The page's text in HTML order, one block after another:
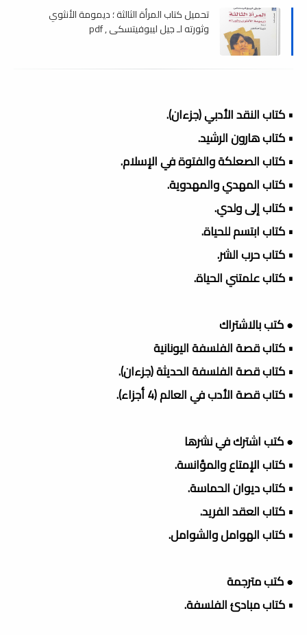
تحميل كتاب المرأة الثالثة ؛ ديمومة الأنثوي
وثورته لـ جيل ليبوفيتسكى , pdf
• كتاب النقد الأدبي (جزءان).
• كتاب هارون الرشيد.
• كتاب الصعلكة والفتوة في الإسلام.
• كتاب المهدي والمهدوية.
• كتاب إلى ولدي.
• كتاب ابتسم للحياة.
• كتاب حرب الشر.
• كتاب علمتني الحياة.
● كتب بالاشتراك
• كتاب قصة الفلسفة اليونانية
• كتاب قصة الفلسفة الحديثة (جزءان).
• كتاب قصة الأدب في العالم (4 أجزاء).
● كتب اشترك في نشرها
• كتاب الإمتاع والمؤانسة.
• كتاب ديوان الحماسة.
• كتاب العقد الفريد.
• كتاب الهوامل والشوامل.
● كتب مترجمة
• كتاب مبادئ الفلسفة.